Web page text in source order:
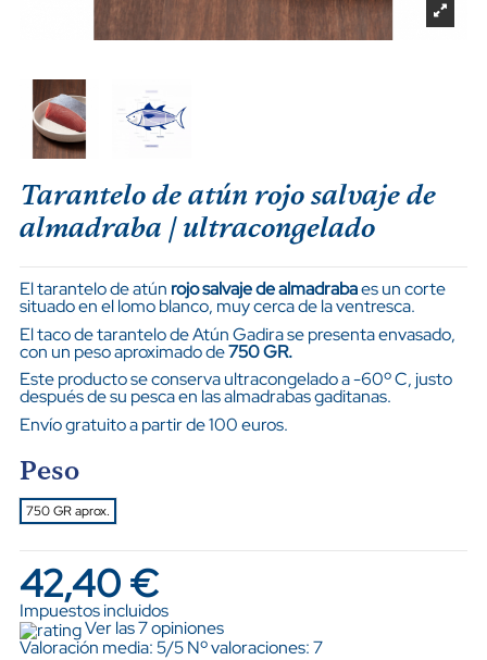
Tarantelo de atún rojo salvaje de
almadraba | ultracongelado
El tarantelo de atún rojo salvaje de almadrabaes un corte
situado en el lomo blanco, muy cerca de la ventresca.
El taco de tarantelo de Atún Gadira se presenta envasado,
con un peso aproximado de750 GR.
Este producto se conserva ultracongelado a -60º C, justo
después de su pesca en las almadrabas gaditanas.
Envío gratuito a partir de 100 euros.
Peso
750 GR aprox.
42,40 €
Impuestos incluidos
Ver las 7 opiniones
Valoración media:5/5 Nº valoraciones:7